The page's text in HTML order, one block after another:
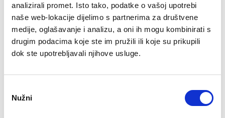
analizirali promet. Isto tako, podatke o vašoj upotrebi
naše web-lokacije dijelimo s partnerima za društvene
medije, oglašavanje i analizu, a oni ih mogu kombinirati s
drugim podacima koje ste im pružili ili koje su prikupili
dok ste upotrebljavali njihove usluge.
pristanka
Nužni